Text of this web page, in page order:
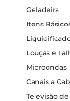
Geladeira
Itens
Louças e
Microondas
Canais a
Televisão